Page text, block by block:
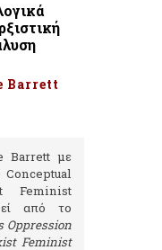
Barrett
Barrett με
Conceptual
Feminist
από το
Oppression
Feminist